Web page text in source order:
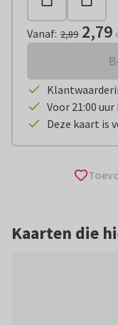
Vanaf: 2,89 2,79
Voor 21:00
Deze kaart is
Kaarten die